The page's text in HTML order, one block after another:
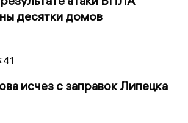
десятки домов
исчез с заправок Липецка